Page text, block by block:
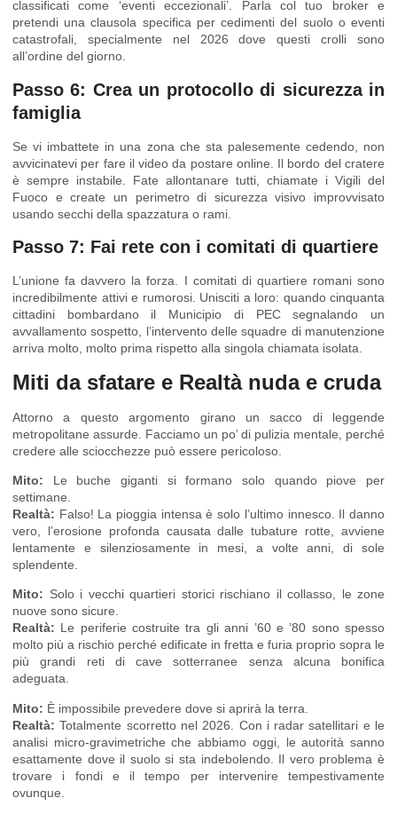
classificati come ‘eventi eccezionali’. Parla col tuo broker e
pretendi una clausola specifica per cedimenti del suolo o eventi
catastrofali, specialmente nel 2026 dove questi crolli sono
all’ordine del giorno.
Passo 6: Crea un protocollo di sicurezza in
famiglia
Se vi imbattete in una zona che sta palesemente cedendo, non
avvicinatevi per fare il video da postare online. Il bordo del cratere
è sempre instabile. Fate allontanare tutti, chiamate i Vigili del
Fuoco e create un perimetro di sicurezza visivo improvvisato
usando secchi della spazzatura o rami.
Passo 7: Fai rete con i comitati di quartiere
L’unione fa davvero la forza. I comitati di quartiere romani sono
incredibilmente attivi e rumorosi. Unisciti a loro: quando cinquanta
cittadini bombardano il Municipio di PEC segnalando un
avvallamento sospetto, l’intervento delle squadre di manutenzione
arriva molto, molto prima rispetto alla singola chiamata isolata.
Miti da sfatare e Realtà nuda e cruda
Attorno a questo argomento girano un sacco di leggende
metropolitane assurde. Facciamo un po’ di pulizia mentale, perché
credere alle sciocchezze può essere pericoloso.
Mito: Le buche giganti si formano solo quando piove per
settimane.
Realtà: Falso! La pioggia intensa è solo l’ultimo innesco. Il danno
vero, l’erosione profonda causata dalle tubature rotte, avviene
lentamente e silenziosamente in mesi, a volte anni, di sole
splendente.
Mito: Solo i vecchi quartieri storici rischiano il collasso, le zone
nuove sono sicure.
Realtà: Le periferie costruite tra gli anni ’60 e ’80 sono spesso
molto più a rischio perché edificate in fretta e furia proprio sopra le
più grandi reti di cave sotterranee senza alcuna bonifica
adeguata.
Mito: È impossibile prevedere dove si aprirà la terra.
Realtà: Totalmente scorretto nel 2026. Con i radar satellitari e le
analisi micro-gravimetriche che abbiamo oggi, le autorità sanno
esattamente dove il suolo si sta indebolendo. Il vero problema è
trovare i fondi e il tempo per intervenire tempestivamente
ovunque.